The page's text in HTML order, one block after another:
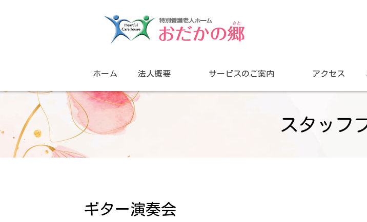
ホーム 法人概要 サービスのご案内 アクセス
スタッフ
ギター演奏会